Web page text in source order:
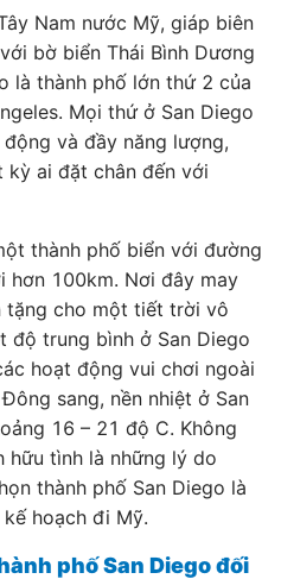
Nam nước Mỹ, giáp biên
bờ biển Thái Bình Dương
là thành phố lớn thứ 2 của
Mọi thứ ở San Diego
và đầy năng lượng,
ai đặt chân đến với
thành phố biển với đường
hơn 100km. Nơi đây may
tặng cho một tiết trời vô
độ trung bình ở San Diego
hoạt động vui chơi ngoài
sang, nền nhiệt ở San
16 – 21 độ C. Không
hữu tình là những lý do
thành phố San Diego là
hoạch đi Mỹ.
phố San Diego đối